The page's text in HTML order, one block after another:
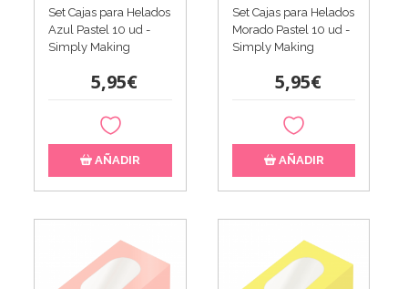
Set Cajas para Helados
Azul Pastel 10 ud -
Simply Making
5,95€
AÑADIR
Set Cajas para Helados
Morado Pastel 10 ud -
Simply Making
5,95€
AÑADIR